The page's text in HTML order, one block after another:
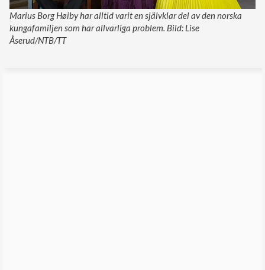
Marius Borg Høiby har alltid varit en självklar del av den norska
kungafamiljen som har allvarliga problem. Bild: Lise
Åserud/NTB/TT